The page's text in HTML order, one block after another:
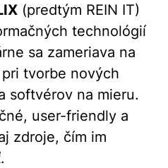
(predtým REIN IT)
technológií
sa zameriava na
tvorbe nových
softvérov na mieru.
user-friendly a
zdroje, čím im